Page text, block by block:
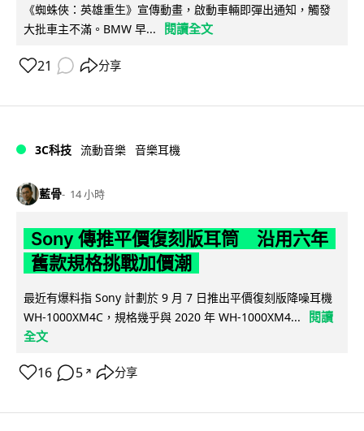
《蜘蛛俠：英雄重生》宣傳動畫，啟動車輛即彈出通知，觸發
大批車主不滿。BMW 早...
閱讀全文
21 分享
3C科技 流動音樂 音樂耳機
藍骨 14 小時
Sony 傳推平價復刻版耳筒 沿用六年
舊款規格挑戰加價潮
最近有爆料指 Sony 計劃於 9 月 7 日推出平價復刻版降噪耳機
WH-1000XM4C，規格幾乎與 2020 年 WH-1000XM4...
閱讀
全文
16 5 ↗ 分享